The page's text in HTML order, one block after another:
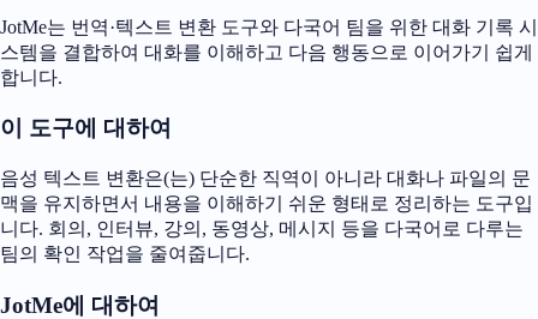
JotMe는 번역·텍스트 변환 도구와 다국어 팀을 위한 대화 기록 시
스템을 결합하여 대화를 이해하고 다음 행동으로 이어가기 쉽게
합니다.
이 도구에 대하여
음성 텍스트 변환은(는) 단순한 직역이 아니라 대화나 파일의 문
맥을 유지하면서 내용을 이해하기 쉬운 형태로 정리하는 도구입
니다. 회의, 인터뷰, 강의, 동영상, 메시지 등을 다국어로 다루는
팀의 확인 작업을 줄여줍니다.
JotMe에 대하여